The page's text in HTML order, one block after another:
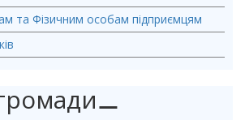
та Фізичним особам підприємцям
⚊